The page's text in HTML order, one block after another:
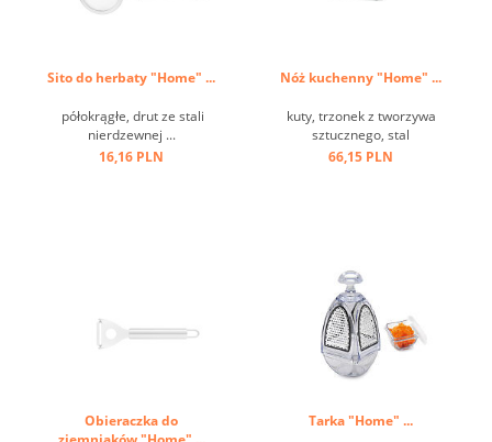
Sito do herbaty "Home" ...
półokrągłe, drut ze stali
nierdzewnej ...
16,16 PLN
Nóż kuchenny "Home" ...
kuty, trzonek z tworzywa
sztucznego, stal
molibdenowa ...
66,15 PLN
Obieraczka do
Tarka "Home" ...